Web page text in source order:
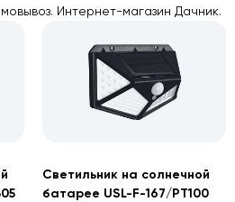
Интернет-магазин Дачник.
Светильник на солнечной
батарее USL-F-167/PT100